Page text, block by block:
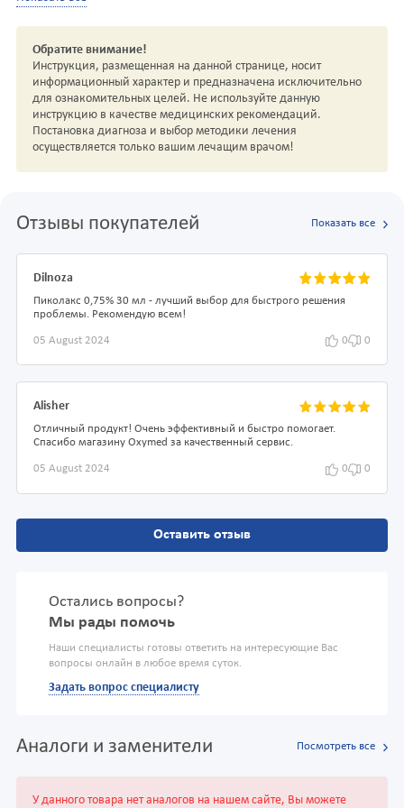
Обратите внимание!
Инструкция, размещенная на данной странице, носит
информационный характер и предназначена исключительно
для ознакомительных целей. Не используйте данную
инструкцию в качестве медицинских рекомендаций.
Постановка диагноза и выбор методики лечения
осуществляется только вашим лечащим врачом!
Отзывы покупателей Показать все
Dilnoza
Пиколакс 0,75% 30 мл - лучший выбор для быстрого решения
проблемы. Рекомендую всем!
05 August 2024 0 0
Alisher
Отличный продукт! Очень эффективный и быстро помогает.
Спасибо магазину Oxymed за качественный сервис.
05 August 2024 0 0
Оставить отзыв
Остались вопросы?
Мы рады помочь
Наши специалисты готовы ответить на интересующие Вас
вопросы онлайн в любое время суток.
Задать вопрос специалисту
Аналоги и заменители Посмотреть все
У данного товара нет аналогов на нашем сайте, Вы можете